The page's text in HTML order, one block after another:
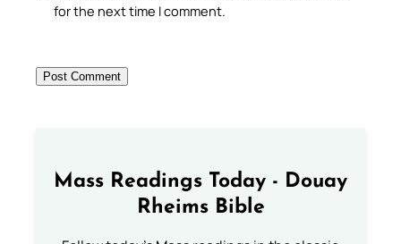
for the next time I comment.
Mass Readings Today - Douay
Rheims Bible